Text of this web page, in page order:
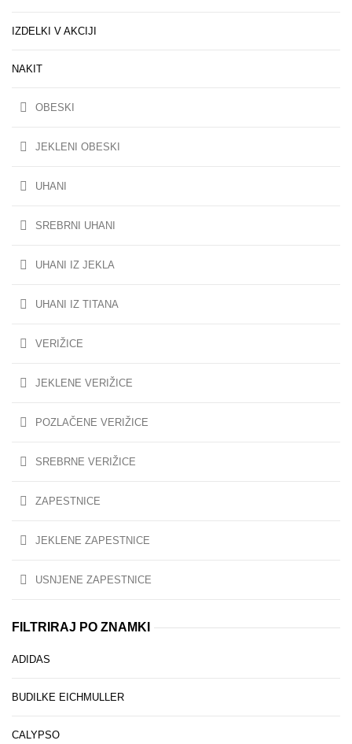
IZDELKI V AKCIJI
NAKIT
OBESKI
JEKLENI OBESKI
UHANI
SREBRNI UHANI
UHANI IZ JEKLA
UHANI IZ TITANA
VERIŽICE
JEKLENE VERIŽICE
POZLAČENE VERIŽICE
SREBRNE VERIŽICE
ZAPESTNICE
JEKLENE ZAPESTNICE
USNJENE ZAPESTNICE
FILTRIRAJ PO ZNAMKI
ADIDAS
BUDILKE EICHMULLER
CALYPSO